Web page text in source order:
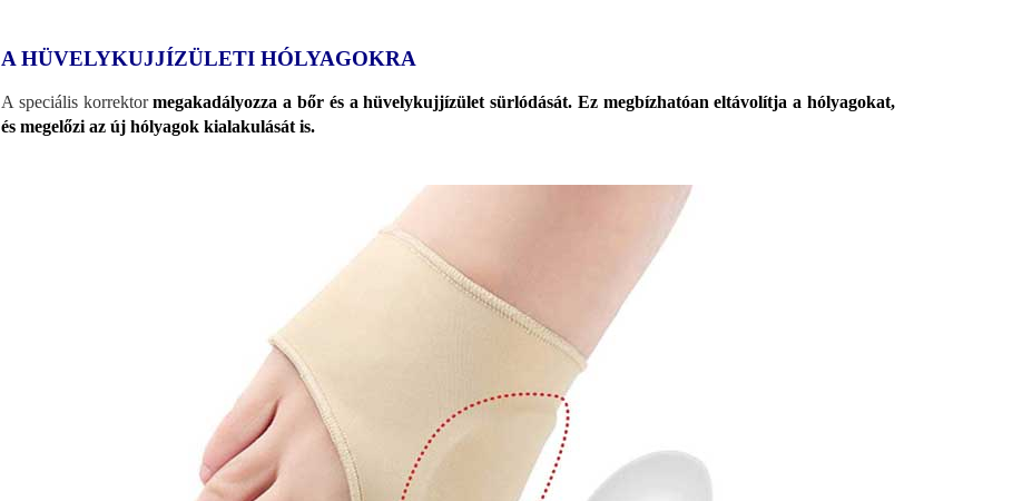
A HÜVELYKUJJÍZÜLETI HÓLYAGOKRA
A speciális korrektormegakadályozza a bőr és a hüvelykujjízület sürlódását. Ez megbízhatóan eltávolítja a hólyagokat,
és megelőzi az új hólyagok kialakulását is.